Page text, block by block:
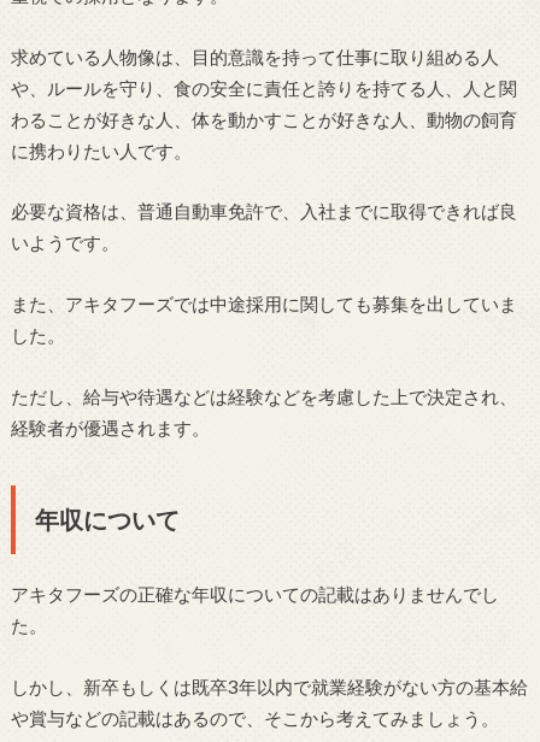
求めている人物像は、目的意識を持って仕事に取り組める人
や、ルールを守り、食の安全に責任と誇りを持てる人、人と関
わることが好きな人、体を動かすことが好きな人、動物の飼育
に携わりたい人です。
必要な資格は、普通自動車免許で、入社までに取得できれば良
いようです。
また、アキタフーズでは中途採用に関しても募集を出していま
した。
ただし、給与や待遇などは経験などを考慮した上で決定され、
経験者が優遇されます。
年収について
アキタフーズの正確な年収についての記載はありませんでし
た。
しかし、新卒もしくは既卒3年以内で就業経験がない方の基本給
や賞与などの記載はあるので、そこから考えてみましょう。